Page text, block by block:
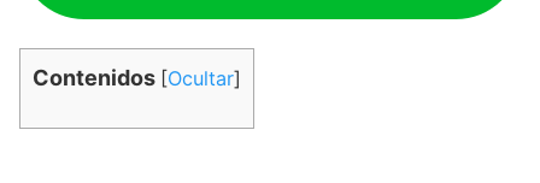
Contenidos [Ocultar]